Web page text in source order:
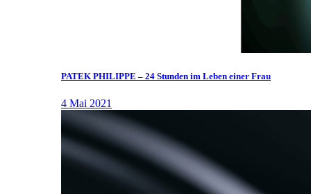
PATEK PHILIPPE – 24 Stunden im Leben einer Frau
4 Mai 2021